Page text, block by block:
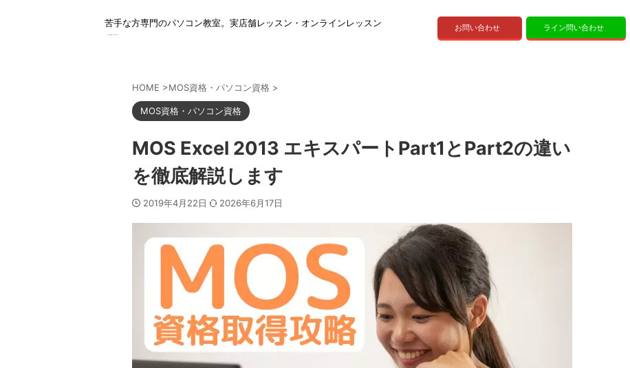
苦手な方専門のパソコン教室。実店舗レッスン・オンラインレッスン お問い合わせ ライン問い合わせ
HOME >MOS資格・パソコン資格 >
MOS資格・パソコン資格
MOS Excel 2013 エキスパートPart1とPart2の違い
を徹底解説します
2019年4月22日 2026年6月17日